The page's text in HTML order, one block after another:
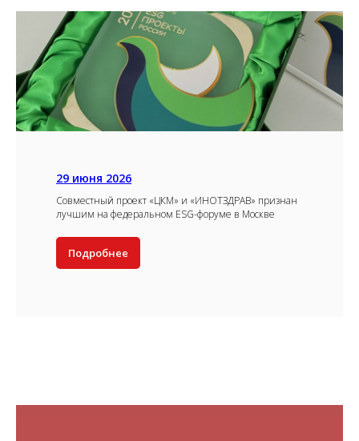
29 июня 2026
Совместный проект «ЦКМ» и «ИНОТЗДРАВ» признан
лучшим на федеральном ESG-форуме в Москве
Подробнее